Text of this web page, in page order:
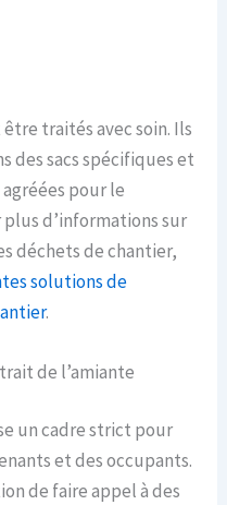
traités avec soin. Ils
des sacs spécifiques et
pour le
d’informations sur
déchets de chantier,
solutions de
.
de l’amiante
un cadre strict pour
et des occupants.
de faire appel à des